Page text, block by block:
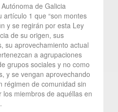
de Galicia
artículo 1 que “son montes
y se regirán por esta Ley
de su origen, sus
su aprovechamiento actual
a agrupaciones
grupos sociales y no como
y se vengan aprovechando
régimen de comunidad sin
miembros de aquéllas en